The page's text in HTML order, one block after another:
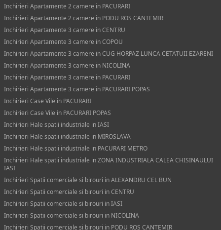
Inchirieri Apartamente 2 camere in PACURARI
Inchirieri Apartamente 2 camere in PODU ROS CANTEMIR
Inchirieri Apartamente 3 camere in CENTRU
Inchirieri Apartamente 3 camere in COPOU
Inchirieri Apartamente 3 camere in CUG HORPAZ LUNCA CETATUII EZARENI
Inchirieri Apartamente 3 camere in NICOLINA
Inchirieri Apartamente 3 camere in PACURARI
Inchirieri Apartamente 3 camere in PACURARI POPAS
Inchirieri Case Vile in PACURARI
Inchirieri Case Vile in PACURARI POPAS
Inchirieri Hale spatii industriale in IASI
Inchirieri Hale spatii industriale in MIROSLAVA
Inchirieri Hale spatii industriale in PACURARI METRO
Inchirieri Hale spatii industriale in ZONA INDUSTRIALA CALEA CHISINAULUI
IASI
Inchirieri Spatii comerciale si birouri in ALEXANDRU CEL BUN
Inchirieri Spatii comerciale si birouri in CENTRU
Inchirieri Spatii comerciale si birouri in IASI
Inchirieri Spatii comerciale si birouri in NICOLINA
Inchirieri Spatii comerciale si birouri in PODU ROS CANTEMIR